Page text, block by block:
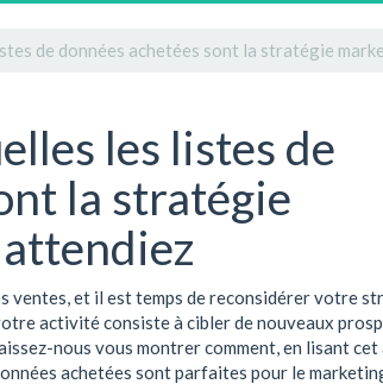
de données achetées sont la stratégie
les listes de
la stratégie
ventes, et il est temps de reconsidérer votre
activité consiste à cibler de nouveaux
nous vous montrer comment, en lisant
achetées sont parfaites pour le